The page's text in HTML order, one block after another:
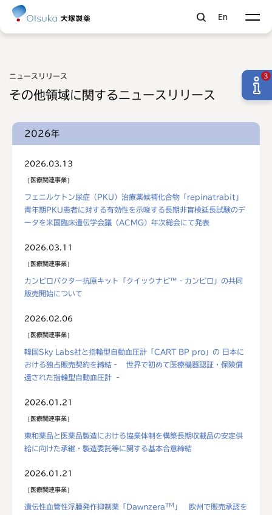
En
ニュースリリース
その他領域に関するニュースリリース
2026年
2026.03.13
医療関連事業
フェニルケトン尿症（PKU）治療薬候補化合物「repinatrabit」
青年期PKU患者に対する有効性を示唆する長期非盲検延長試験のデ
ータを米国臨床遺伝学会議（ACMG）年次総会にて発表
2026.03.11
医療関連事業
カンピロバクター抗原キット「クイックナビ™‐カンピロ」の共同
販売開始について
2026.02.06
医療関連事業
韓国Sky Labs社と指輪型自動血圧計「CART BP pro」の 日本に
おける独占販売契約を締結‐ 世界で初めて医療機器認証・保険償
還された指輪型自動血圧計 ‐
2026.01.21
医療関連事業
東和薬品と医薬品製造における協業体制を構築長期収載品の安定供
給に向けた承継・製造委託等に関する基本合意締結
2026.01.21
医療関連事業
遺伝性血管性浮腫発作抑制薬「DawnzeraTM 」 欧州で販売承認を
3